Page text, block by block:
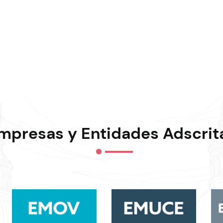
y Entidades